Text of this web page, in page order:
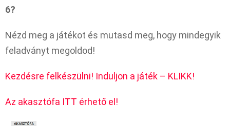
6?
Nézd meg a játékot és mutasd meg, hogy mindegyik
feladványt megoldod!
Kezdésre felkészülni! Induljon a játék – KLIKK!
Az akasztófa ITT érhető el!